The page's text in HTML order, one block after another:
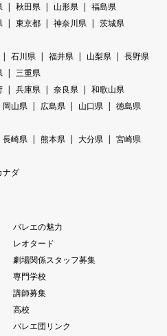
秋田県 山形県
福島県
東京都 神奈川県
茨城県
石川県 福井県 山梨県
長野県
三重県
兵庫県 奈良県
和歌山県
岡山県 広島県 山口県
徳島県
長崎県 熊本県 大分県
宮崎県
ナダ
バレエの魅力
レオタード
劇場関係スタッフ募集
専門学校
講師募集
高校
バレエ団リンク